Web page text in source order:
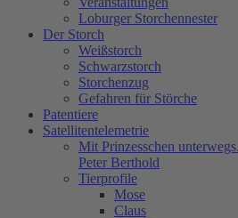
Loburger Storchennester
Der Storch
Weißstorch
Schwarzstorch
Storchenzug
Gefahren für Störche
Patentiere
Satellitentelemetrie
Mit Prinzesschen
Peter Berthold
Tierprofile
Mose
Claus